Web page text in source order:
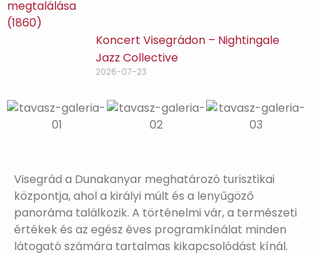
Koncert Visegrádon – Nightingale
Jazz Collective
2026-07-23
Visegrád a Dunakanyar meghatározó turisztikai
központja, ahol a királyi múlt és a lenyűgöző
panoráma találkozik. A történelmi vár, a természeti
értékek és az egész éves programkínálat minden
látogató számára tartalmas kikapcsolódást kínál.